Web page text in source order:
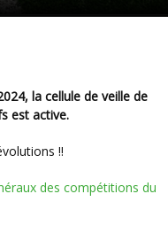
est active.
!!
des compétitions du